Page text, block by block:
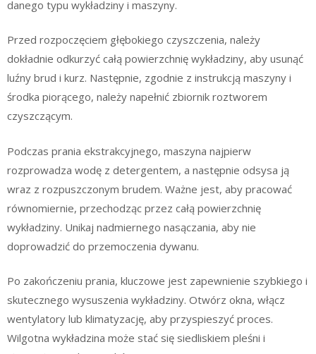
danego typu wykładziny i maszyny.
Przed rozpoczęciem głębokiego czyszczenia, należy
dokładnie odkurzyć całą powierzchnię wykładziny, aby usunąć
luźny brud i kurz. Następnie, zgodnie z instrukcją maszyny i
środka piorącego, należy napełnić zbiornik roztworem
czyszczącym.
Podczas prania ekstrakcyjnego, maszyna najpierw
rozprowadza wodę z detergentem, a następnie odsysa ją
wraz z rozpuszczonym brudem. Ważne jest, aby pracować
równomiernie, przechodząc przez całą powierzchnię
wykładziny. Unikaj nadmiernego nasączania, aby nie
doprowadzić do przemoczenia dywanu.
Po zakończeniu prania, kluczowe jest zapewnienie szybkiego i
skutecznego wysuszenia wykładziny. Otwórz okna, włącz
wentylatory lub klimatyzację, aby przyspieszyć proces.
Wilgotna wykładzina może stać się siedliskiem pleśni i